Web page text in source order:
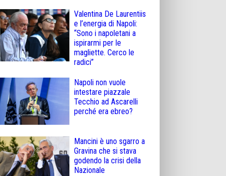
Valentina De Laurentiis
e l’energia di Napoli:
“Sono i napoletani a
ispirarmi per le
magliette. Cerco le
radici”
Napoli non vuole
intestare piazzale
Tecchio ad Ascarelli
perché era ebreo?
Mancini è uno sgarro a
Gravina che si stava
godendo la crisi della
Nazionale